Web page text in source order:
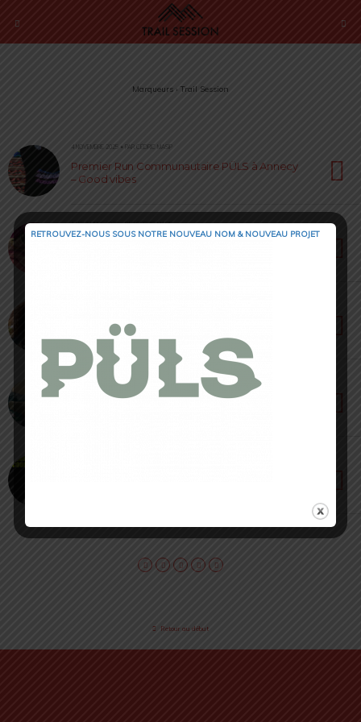
Marqueurs › Trail Session
4 NOVEMBRE 2025 • PAR CÉDRIC MASIP
Premier Run Communautaire PÜLS à Annecy
– Good vibes
1 NOVEMBRE 2025 • PAR CÉDRIC MASIP
Trail urbain de Nantes – Une voiture folle
s’invite sur le parcours
28 OCTOBRE 2025 • PAR CÉDRIC MASIP
Brooks Caldera 8 Review – L’ultra confort
Retour au début
RETROUVEZ-NOUS SOUS NOTRE NOUVEAU NOM & NOUVEAU PROJET